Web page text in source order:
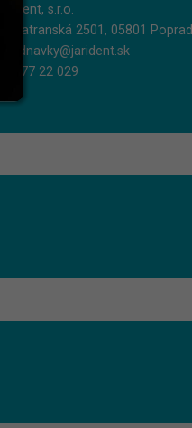
Jarident, s.r.o.
Podtatranská 2501, 05801 Poprad
objednavky@jarident.sk
052/77 22 029